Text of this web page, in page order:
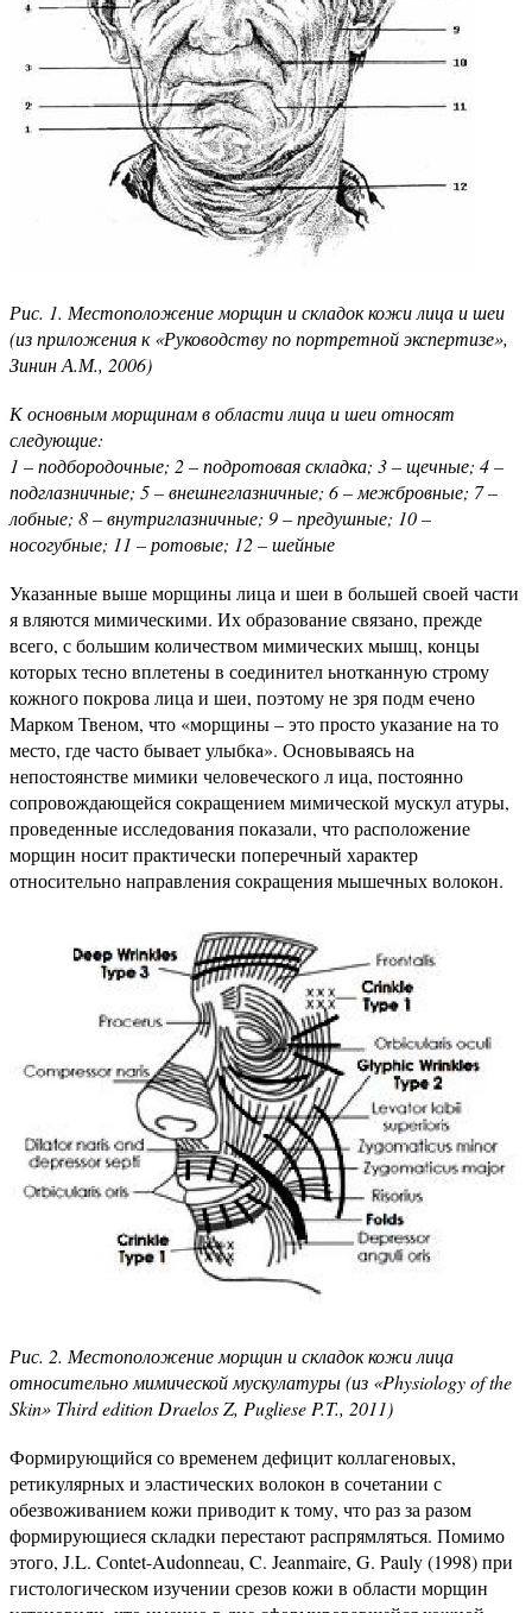
Рис. 1. Местоположение морщин и складок кожи лица и шеи
(из приложения к «Руководству по портретной экспертизе»,
Зинин А.М., 2006)
К основным морщинам в области лица и шеи относят
следующие:
1 – подбородочные; 2 – подротовая складка; 3 – щечные; 4 –
подглазничные; 5 – внешнеглазничные; 6 – межбровные; 7 –
лобные; 8 – внутриглазничные; 9 – предушные; 10 –
носогубные; 11 – ротовые; 12 – шейные
Указанные выше морщины лица и шеи в большей своей части
я вляются мимическими. Их образование связано, прежде
всего, с большим количеством мимических мышц, концы
которых тесно вплетены в соединител ьнотканную строму
кожного покрова лица и шеи, поэтому не зря подм ечено
Марком Твеном, что «морщины – это просто указание на то
место, где часто бывает улыбка». Основываясь на
непостоянстве мимики человеческого л ица, постоянно
сопровождающейся сокращением мимической мускул атуры,
проведенные исследования показали, что расположение
морщин носит практически поперечный характер
относительно направления сокращения мышечных волокон.
Рис. 2. Местоположение морщин и складок кожи лица
относительно мимической мускулатуры (из «Physiology of the
Skin» Third edition Draelos Z, Pugliese P.T., 2011)
Формирующийся со временем дефицит коллагеновых,
ретикулярных и эластических волокон в сочетании с
обезвоживанием кожи приводит к тому, что раз за разом
формирующиеся складки перестают распрямляться. Помимо
этого, J.L. Contet-Audonneau, C. Jeanmaire, G. Pauly (1998) при
гистологическом изучении срезов кожи в области морщин